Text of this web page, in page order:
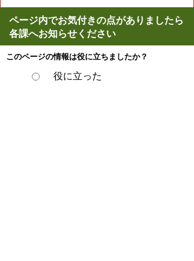
ページ内でお気付きの点がありましたら
各課へお知らせください
このページの情報は役に立ちましたか？
役に立った